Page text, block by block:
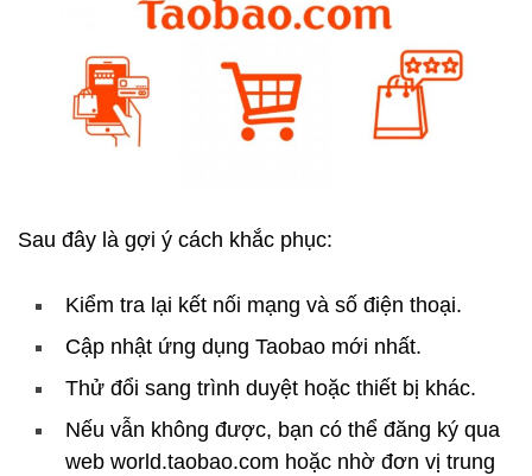
Sau đây là gợi ý cách khắc phục:
Kiểm tra lại kết nối mạng và số điện thoại.
Cập nhật ứng dụng Taobao mới nhất.
Thử đổi sang trình duyệt hoặc thiết bị khác.
Nếu vẫn không được, bạn có thể đăng ký qua
web world.taobao.com hoặc nhờ đơn vị trung